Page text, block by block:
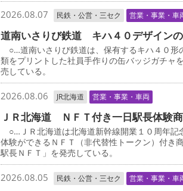
2026.08.07 民鉄・公営・三セク 営業・事業・車
道南いさりび鉄道 キハ４０デザイン
○…道南いさりび鉄道は、保有するキハ４０形
類をプリントした社員手作りの缶バッジガチャ
売している。
2026.08.06 JR北海道 営業・事業・車両
ＪＲ北海道 ＮＦＴ付き一日駅長体験
○…ＪＲ北海道は北海道新幹線開業１０周年記
体験ができるＮＦＴ（非代替性トークン）付き
駅長ＮＦＴ」を発売している。
2026.08.05 民鉄・公営・三セク 営業・事業・車